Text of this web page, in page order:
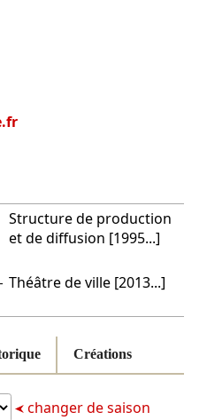
Structure de production
et de diffusion [1995...]
Théâtre de ville [2013...]
Créations
changer de saison